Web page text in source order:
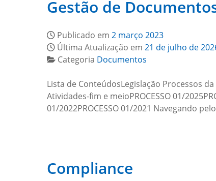
Gestão de
Publicado em 2 março 2023
Última Atualização em 21 de julho de
Categoria Documentos
Lista de ConteúdosLegislação Processos
Atividades-fim e meioPROCESSO 01/
01/2022PROCESSO 01/2021 Navegando
Compliance